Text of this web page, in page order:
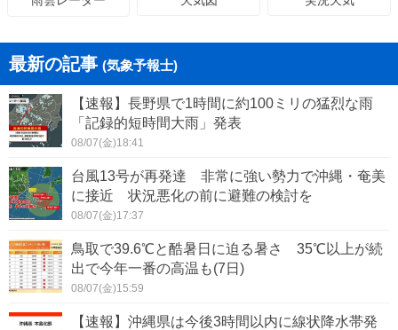
最新の記事 (気象予報士)
【速報】長野県で1時間に約100ミリの猛烈な雨
「記録的短時間大雨」発表
08/07(金)18:41
台風13号が再発達 非常に強い勢力で沖縄・奄美
に接近 状況悪化の前に避難の検討を
08/07(金)17:37
鳥取で39.6℃と酷暑日に迫る暑さ 35℃以上が続
出で今年一番の高温も(7日)
08/07(金)15:59
【速報】沖縄県は今後3時間以内に線状降水帯発